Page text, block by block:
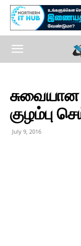
குழம்பு
July 9, 2016